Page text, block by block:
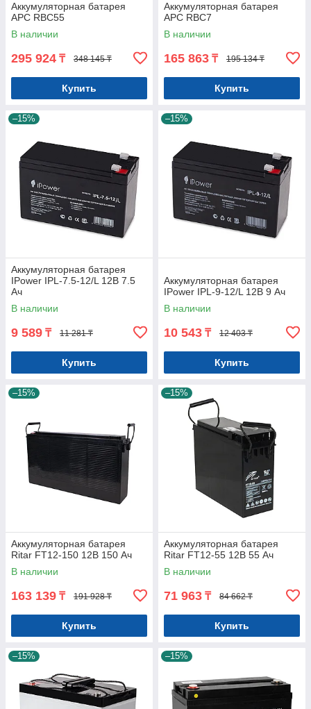
Аккумуляторная батарея
APC RBC55
В наличии
295 924 ₸ 348 145 ₸
Купить
Аккумуляторная батарея
APC RBC7
В наличии
165 863 ₸ 195 134 ₸
Купить
–15%
Аккумуляторная батарея
IPower IPL-7.5-12/L 12В 7.5
Ач
В наличии
9 589 ₸ 11 281 ₸
Купить
–15%
Аккумуляторная батарея
IPower IPL-9-12/L 12В 9 Ач
В наличии
10 543 ₸ 12 403 ₸
Купить
–15%
Аккумуляторная батарея
Ritar FT12-150 12В 150 Ач
В наличии
163 139 ₸ 191 928 ₸
Купить
–15%
Аккумуляторная батарея
Ritar FT12-55 12В 55 Ач
В наличии
71 963 ₸ 84 662 ₸
Купить
–15% –15%